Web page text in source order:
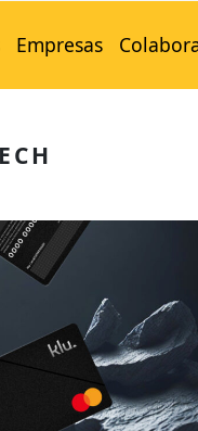
Empresas